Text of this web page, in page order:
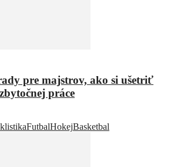
pre majstrov, ako si ušetriť
práce
FutbalHokejBasketbal